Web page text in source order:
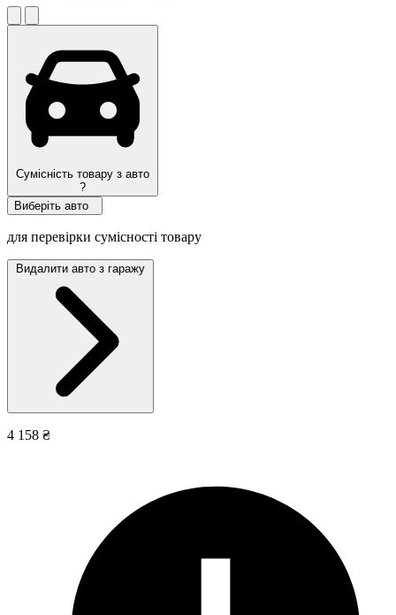
Сумісність товару з авто
?
Виберіть авто
для перевірки сумісності товару
Видалити авто з гаражу
4 158 ₴